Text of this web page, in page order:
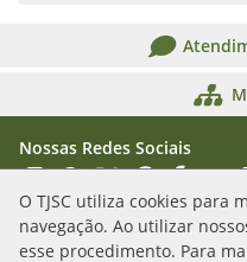
O TJSC utiliza cookies para
navegação. Ao utilizar
esse procedimento. Para
Nossas Redes Sociais
Acessar Instagram
Acessar WhatsApp
Acessar X
Acessar
Acessar
Rua Álvaro Millen da